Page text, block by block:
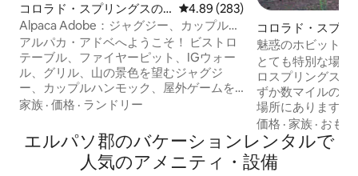
コロラド・スプリングスの
一軒家
レビュー283件、5つ星中4.89つ
4.89 (283)
Alpaca Adobe：ジャグジー、カップル用
ハンモック、焚き火台！
アルパカ・アドベへようこそ！ ビストロ
テーブル、ファイヤーピット、IGウォー
ル、グリル、山の景色を望むジャグジ
ー、カップルハンモック、屋外ゲームを
備えた夢の庭に✩囲まれています ダウン
CC、パイクスピーク、アメリカ空軍大
学、UCCS、神々の庭まで車ですぐ ✩48
インチテレビ（Roku付き）＋アプリへの
家族 · 価格 · ランドリー
コロラド・スプリ
れ
魅惑のホビットコ
とても特別な場所
ロスプリングス
ずか数マイルの距
場所にあります。
がフレンドリーで
ーの敷地内にあり
を探索できます。 カップルのための必要
なものがすべて揃
価格 ·家族 · おも
エルパソ郡のバケーションレンタルで
人気のアメニティ・設備